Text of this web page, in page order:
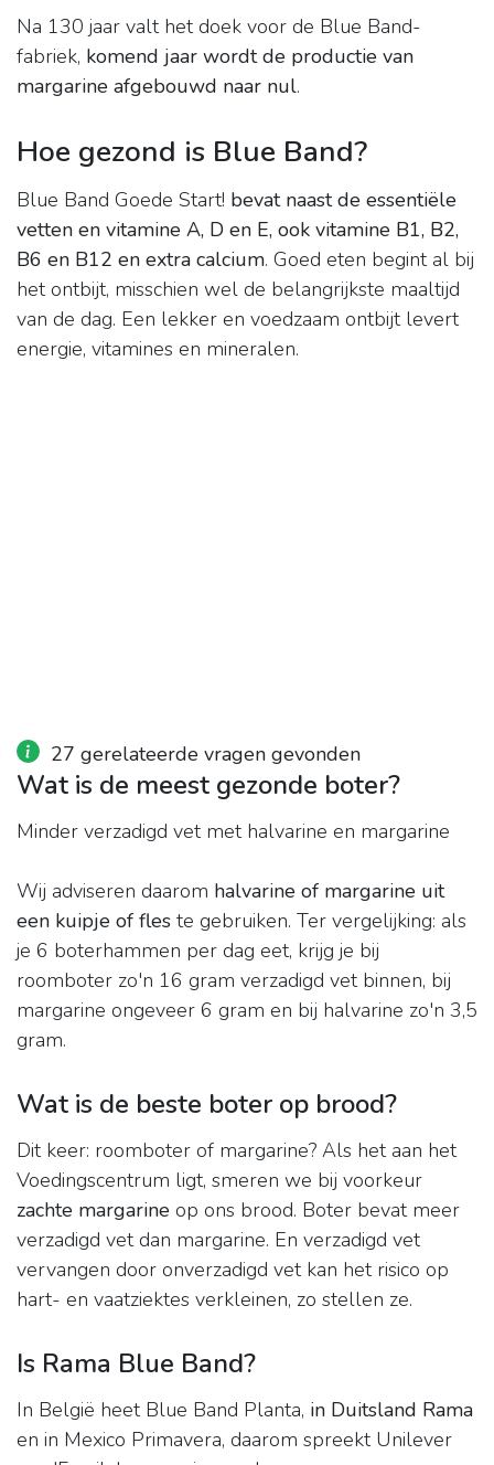
Na 130 jaar valt het doek voor de Blue Band-
fabriek, komend jaar wordt de productie van
margarine afgebouwd naar nul.
Hoe gezond is Blue Band?
Blue Band Goede Start! bevat naast de essentiële
vetten en vitamine A, D en E, ook vitamine B1, B2,
B6 en B12 en extra calcium. Goed eten begint al bij
het ontbijt, misschien wel de belangrijkste maaltijd
van de dag. Een lekker en voedzaam ontbijt levert
energie, vitamines en mineralen.
27 gerelateerde vragen gevonden
Wat is de meest gezonde boter?
Minder verzadigd vet met halvarine en margarine
Wij adviseren daarom halvarine of margarine uit
een kuipje of fles te gebruiken. Ter vergelijking: als
je 6 boterhammen per dag eet, krijg je bij
roomboter zo'n 16 gram verzadigd vet binnen, bij
margarine ongeveer 6 gram en bij halvarine zo'n 3,5
gram.
Wat is de beste boter op brood?
Dit keer: roomboter of margarine? Als het aan het
Voedingscentrum ligt, smeren we bij voorkeur
zachte margarine op ons brood. Boter bevat meer
verzadigd vet dan margarine. En verzadigd vet
vervangen door onverzadigd vet kan het risico op
hart- en vaatziektes verkleinen, zo stellen ze.
Is Rama Blue Band?
In België heet Blue Band Planta, in Duitsland Rama
en in Mexico Primavera, daarom spreekt Unilever